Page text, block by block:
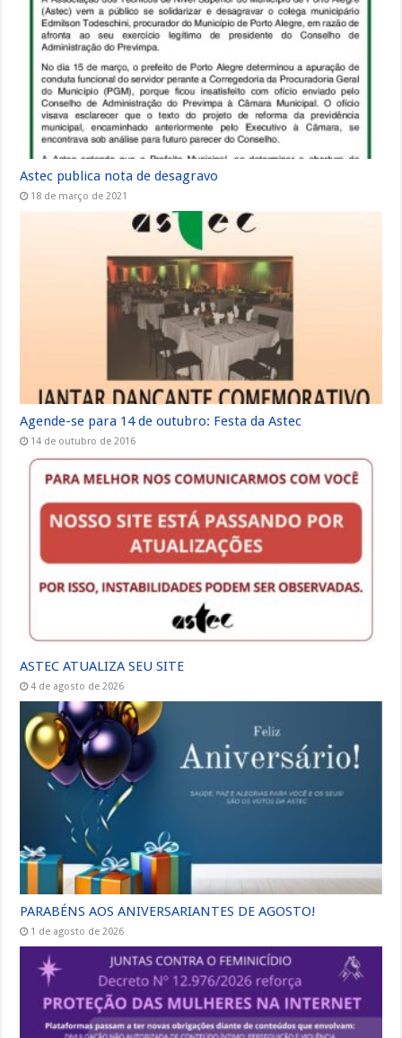
Astec publica nota de desagravo
18 de março de 2021
Agende-se para 14 de outubro: Festa da Astec
14 de outubro de 2016
ASTEC ATUALIZA SEU SITE
4 de agosto de 2026
PARABÉNS AOS ANIVERSARIANTES DE AGOSTO!
1 de agosto de 2026